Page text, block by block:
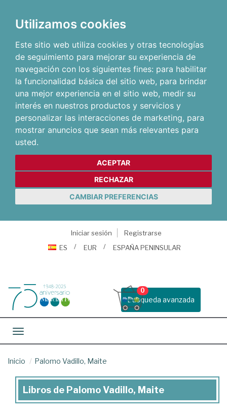
Utilizamos cookies
Este sitio web utiliza cookies y otras tecnologías
de seguimiento para mejorar su experiencia de
navegación con los siguientes fines: para habilitar
la funcionalidad básica del sitio web, para brindar
una mejor experiencia en el sitio web, medir su
interés en nuestros productos y servicios y
personalizar las interacciones de marketing, para
mostrar anuncios que sean más relevantes para
usted.
ACEPTAR
RECHAZAR
CAMBIAR PREFERENCIAS
Iniciar sesión
Registrarse
ES
EUR ESPAÑA PENINSULAR
Busqueda avanzada
0
Toggle navigation
Inicio Palomo Vadillo, Maite
Libros
Libros de Palomo Vadillo, Maite